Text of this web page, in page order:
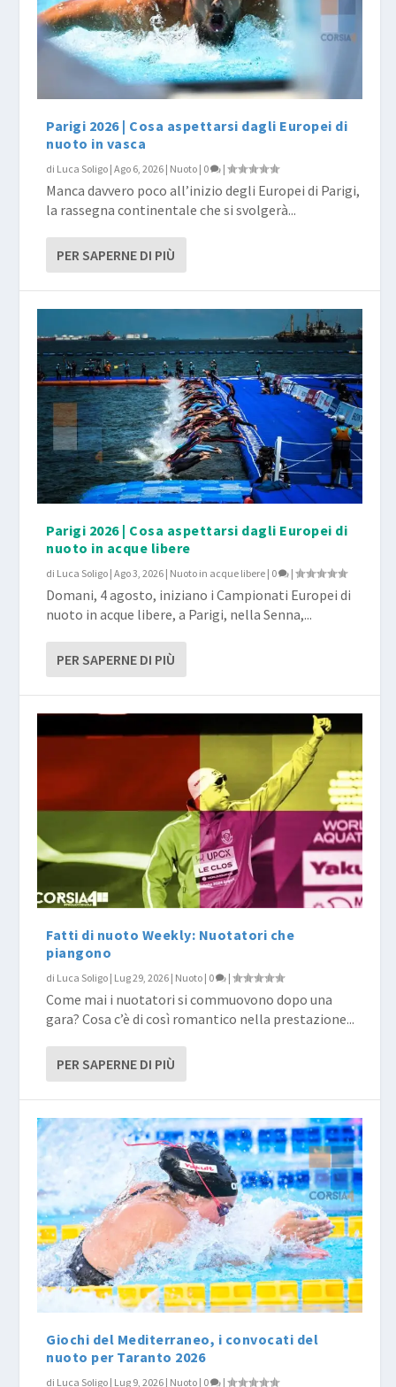
Rio 2016, giorno 4: tutti i protagonisti… e ...
Rio 2016, giorno 3: Shaninka Hosszup e altre
creat...
Rio 2016, giorno 2: l’ItalNuoto nel Pallone
Parigi 2026 | Cosa aspettarsi dagli Europei di
nuoto in vasca
di Luca Soligo |Ago 6, 2026 | Nuoto | 0 |
Manca davvero poco all’inizio degli Europei di Parigi,
la rassegna continentale che si svolgerà...
PER SAPERNE DI PIÙ
Parigi 2026 | Cosa aspettarsi dagli Europei di
nuoto in acque libere
di Luca Soligo |Ago 3, 2026 | Nuoto in acque libere | 0 |
Domani, 4 agosto, iniziano i Campionati Europei di
nuoto in acque libere, a Parigi, nella Senna,...
PER SAPERNE DI PIÙ
Fatti di nuoto Weekly: Nuotatori che
piangono
di Luca Soligo | Lug 29, 2026 | Nuoto | 0 |
Come mai i nuotatori si commuovono dopo una
gara? Cosa c’è di così romantico nella prestazione...
PER SAPERNE DI PIÙ
Giochi del Mediterraneo, i convocati del
nuoto per Taranto 2026
di Luca Soligo | Lug 9, 2026 | Nuoto | 0 |